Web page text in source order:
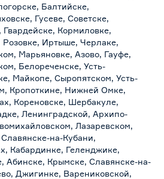
Балтийске,
Гусеве, Советске,
Кормиловке,
Розовке, Иртыше, Черлаке,
Марьяновке, Азово, Гауфе,
Белореченске, Усть-
Майкопе, Сыропятском, Усть-
Кропоткине, Нижней Омке,
Кореновске, Шербакуле,
Ленинградской, Архипо-
Лазаревском,
на-Кубани,
Кабардинке, Геленджике,
Абинске, Крымске, Славянске-на-
Джигинке, Варениковской,